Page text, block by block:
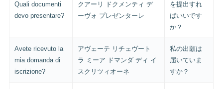
Quali documenti
devo presentare?
クアーリ ドクメンティ デ
ーヴォ プレゼンターレ
を提出すれ
ばいいです
か？
Avete ricevuto la
mia domanda di
iscrizione?
アヴェーテ リチェヴート
ラ ミーア ドマンダ ディ イ
スクリツィオーネ
私の出願は
届いていま
すか？